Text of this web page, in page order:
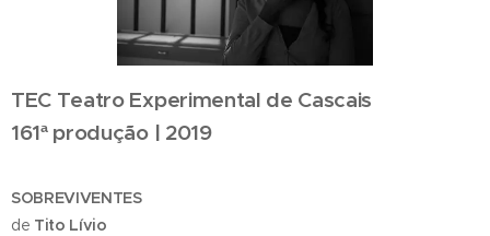
TEC Teatro Experimental de Cascais
161ª produção | 2019
SOBREVIVENTES
de Tito Lívio